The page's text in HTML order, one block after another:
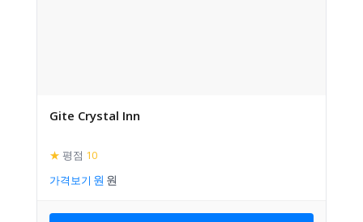
Gite Crystal Inn
★ 평점 10
가격보기